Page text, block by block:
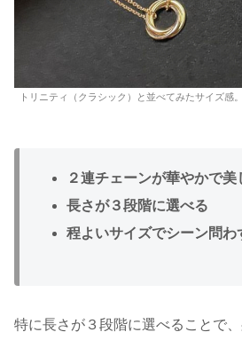
トリニティ（クラシック）と並べてみたサイズ感。
２連チェーンが華やかで美
長さが３段階に選べる
程よいサイズでシーン問わ
特に長さが３段階に選べることで